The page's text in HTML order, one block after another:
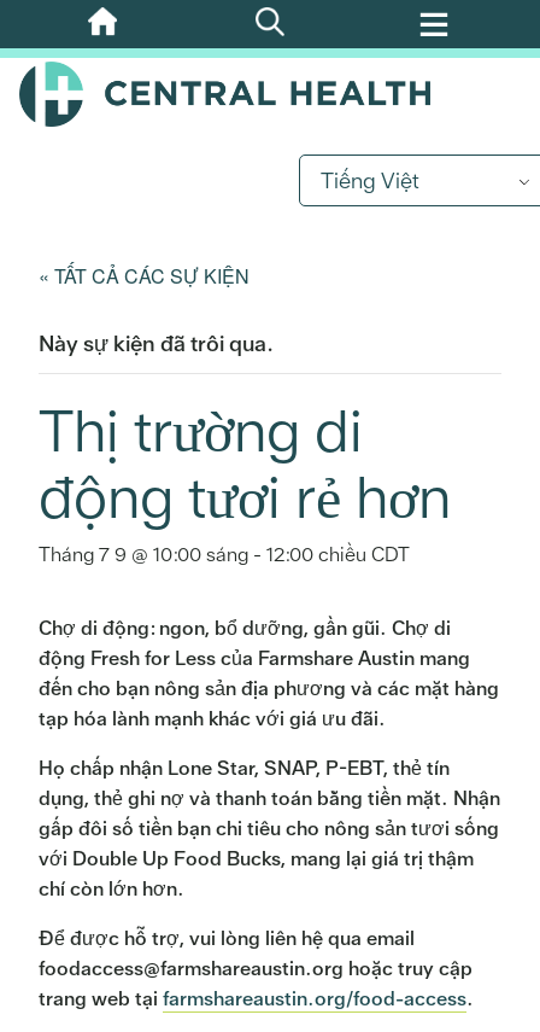
Bỏ
qua
nội
Tiếng Việt
« TẤT CẢ CÁC SỰ KIỆN
Này sự kiện đã trôi qua.
Thị trường di
động tươi rẻ hơn
Tháng 7 9 @ 10:00 sáng - 12:00 chiều CDT
Chợ di động: ngon, bổ dưỡng, gần gũi. Chợ di
động Fresh for Less của Farmshare Austin mang
đến cho bạn nông sản địa phương và các mặt hàng
tạp hóa lành mạnh khác với giá ưu đãi.
Họ chấp nhận Lone Star, SNAP, P-EBT, thẻ tín
dụng, thẻ ghi nợ và thanh toán bằng tiền mặt. Nhận
gấp đôi số tiền bạn chi tiêu cho nông sản tươi sống
với Double Up Food Bucks, mang lại giá trị thậm
chí còn lớn hơn.
Để được hỗ trợ, vui lòng liên hệ qua email
foodaccess@farmshareaustin.org hoặc truy cập
trang web tại farmshareaustin.org/food-access.